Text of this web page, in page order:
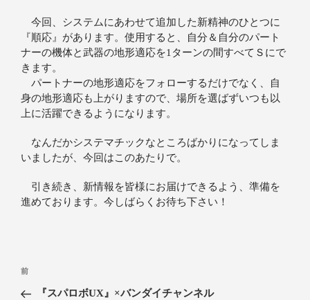
今回、システムにあわせて追加した新精神のひとつに
『順応』があります。使用すると、自分＆自分のパート
ナーの機体と武器の地形適応を1ターンの間すべてＳにで
きます。
パートナーの地形適応をフォローするだけでなく、自
身の地形適応も上がりますので、場所を選ばずいつも以
上に活躍できるようになります。
なんだかシステマチックなところばかりになってしま
いましたが、今回はこのあたりで。
引き続き、新情報を皆様にお届けできるよう、準備を
進めております。今しばらくお待ち下さい！
前
『スパロボUX』×バンダイチャンネル